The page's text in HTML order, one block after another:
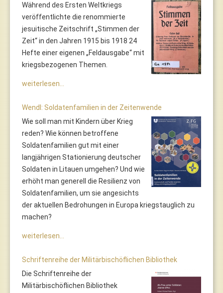
Während des Ersten Weltkriegs
veröffentlichte die renommierte
jesuitische Zeitschrift „Stimmen der
Zeit“ in den Jahren 1915 bis 1918 24
Hefte einer eigenen „Feldausgabe“ mit
kriegsbezogenen Themen.
weiterlesen...
Wendl: Soldatenfamilien in der Zeitenwende
Wie soll man mit Kindern über Krieg
reden? Wie können betroffene
Soldatenfamilien gut mit einer
langjährigen Stationierung deutscher
Soldaten in Litauen umgehen? Und wie
erhöht man generell die Resilienz von
Soldatenfamilien, um sie angesichts
der aktuellen Bedrohungen in Europa kriegstauglich zu
machen?
weiterlesen...
Schriftenreihe der Militärbischöflichen Bibliothek
Die Schriftenreihe der
Militärbischöflichen Bibliothek